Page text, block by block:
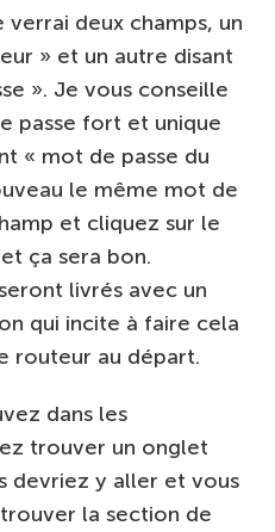
deux champs, un
» et un autre disant
». Je vous conseille
passe fort et unique
« mot de passe du
le même mot de
et cliquez sur le
ça sera bon.
livrés avec un
qui incite à faire cela
routeur au départ.
dans les
trouver un onglet
devriez y aller et vous
la section de